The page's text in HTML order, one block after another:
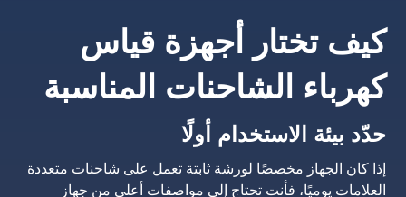
كيف تختار أجهزة قياس
كهرباء الشاحنات المناسبة
حدّد بيئة الاستخدام أولًا
إذا كان الجهاز مخصصًا لورشة ثابتة تعمل على شاحنات متعددة
العلامات يوميًا، فأنت تحتاج إلى مواصفات أعلى من جهاز